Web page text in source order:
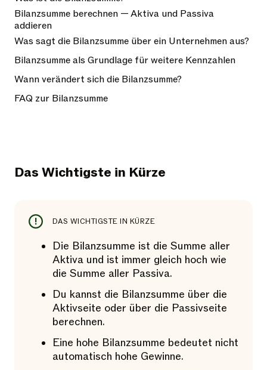
Bilanzsumme berechnen — Aktiva und Passiva
addieren
Was sagt die Bilanzsumme über ein Unternehmen aus?
Bilanzsumme als Grundlage für weitere Kennzahlen
Wann verändert sich die Bilanzsumme?
FAQ zur Bilanzsumme
Das Wichtigste in Kürze
DAS WICHTIGSTE IN KÜRZE
Die Bilanzsumme ist die Summe aller
Aktiva und ist immer gleich hoch wie
die Summe aller Passiva.
Du kannst die Bilanzsumme über die
Aktivseite oder über die Passivseite
berechnen.
Eine hohe Bilanzsumme bedeutet nicht
automatisch hohe Gewinne.